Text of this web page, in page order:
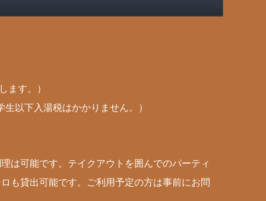
ます。）
以下入湯税はかかりません。）
は可能です。テイクアウトを囲んでのパーティ
も貸出可能です。ご利用予定の方は事前にお問